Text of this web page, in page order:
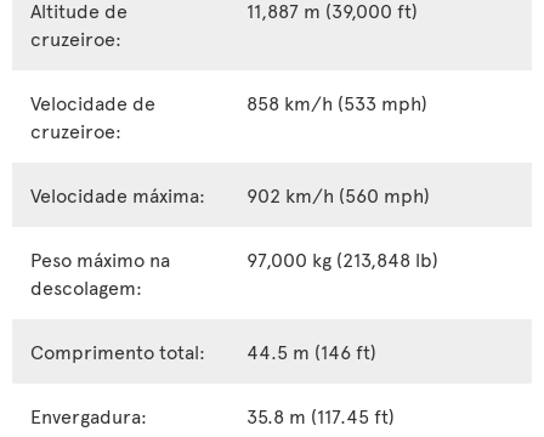
Altitude de
cruzeiroe:
11,887 m (39,000 ft)
Velocidade de
cruzeiroe:
858 km/h (533 mph)
Velocidade máxima: 902 km/h (560 mph)
Peso máximo na
descolagem:
97,000 kg (213,848 lb)
Comprimento total: 44.5 m (146 ft)
Envergadura: 35.8 m (117.45 ft)